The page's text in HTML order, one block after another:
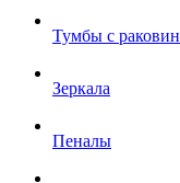
Тумбы с
Зеркала
Пеналы